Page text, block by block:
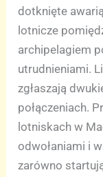
dotknięte
lotnicze
archipelagiem
utrudnieniami.
zgłaszają
połączeniach.
lotniskach w
odwołaniami i
zarówno